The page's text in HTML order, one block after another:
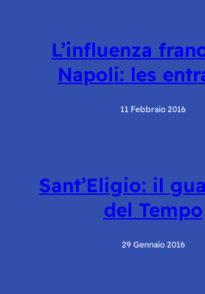
L’influenza
Napoli: les
11 Febbraio 2016
Sant’Eligio: il
del Tempo
29 Gennaio 2016